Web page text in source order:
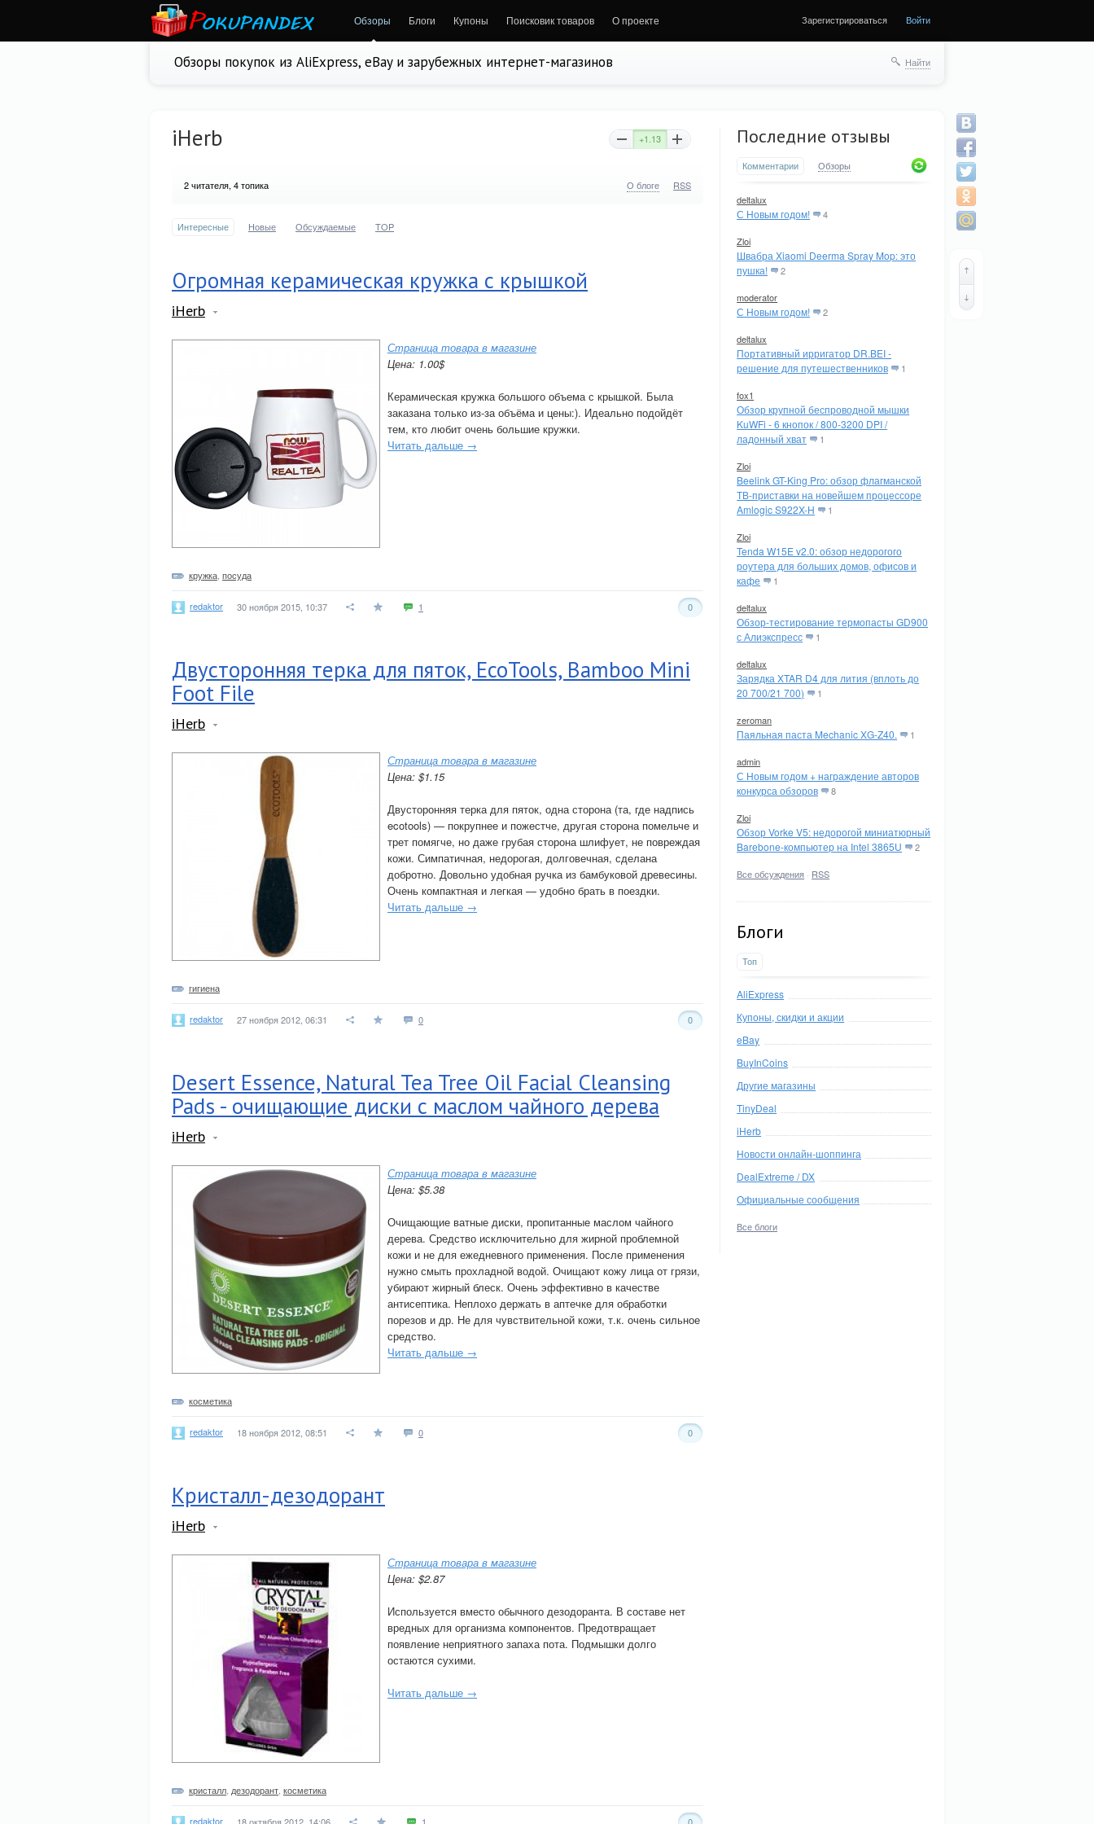
Обзоры Блоги Купоны Поисковик товаров О проекте Зарегистрироваться Войти
Обзоры покупок из AliExpress, eBay и зарубежных интернет-магазинов Найти
iHerb +1.13
2читателя, 4 топика О блоге RSS
Интересные Новые Обсуждаемые TOP
Огромная керамическая кружка с крышкой
iHerb
Страница товара в магазине
Цена: 1.00$
Керамическая кружка большого объема с крышкой. Была
заказана только из-за объёма и цены:). Идеально подойдёт
тем, кто любит очень большие кружки.
Читать дальше →
кружка посуда
redaktor 30 ноября 2015, 10:37 1 0
Двусторонняя терка для пяток, EcoTools, Bamboo Mini
Foot File
iHerb
Страница товара в магазине
Цена: $1.15
Двусторонняя терка для пяток, одна сторона (та, где надпись
ecotools) — покрупнее и пожестче, другая сторона помельче и
трет помягче, но даже грубая сторона шлифует, не повреждая
кожи. Симпатичная, недорогая, долговечная, сделана
добротно. Довольно удобная ручка из бамбуковой древесины.
Очень компактная и легкая — удобно брать в поездки.
Читать дальше →
гигиена
redaktor 27 ноября 2012, 06:31 0 0
Desert Essence, Natural Tea Tree Oil Facial Cleansing
Pads - очищающие диски с маслом чайного дерева
iHerb
Страница товара в магазине
Цена: $5.38
Очищающие ватные диски, пропитанные маслом чайного
дерева. Средство исключительно для жирной проблемной
кожи и не для ежедневного применения. После применения
нужно смыть прохладной водой. Очищают кожу лица от грязи,
убирают жирный блеск. Очень эффективно в качестве
антисептика. Неплохо держать в аптечке для обработки
порезов и др. Не для чувствительной кожи, т.к. очень сильное
средство.
Читать дальше →
косметика
redaktor 18 ноября 2012, 08:51 0 0
Кристалл-дезодорант
iHerb
Страница товара в магазине
Цена: $2.87
Используется вместо обычного дезодоранта. В составе нет
вредных для организма компонентов. Предотвращает
появление неприятного запаха пота. Подмышки долго
остаются сухими.
Читать дальше →
кристалл дезодорант косметика
redaktor
Последние отзывы
Комментарии Обзоры
deltalux
С Новым годом! 4
Zloi
Швабра Xiaomi Deerma Spray Mop: это
пушка!
2
moderator
С Новым годом! 2
deltalux
Портативный ирригатор DR.BEI -
решение для путешественников
1
fox1
Обзор крупной беспроводной мышки
KuWFi - 6 кнопок / 800-3200 DPI /
ладонный хват
1
Zloi
Beelink GT-King Pro: обзор флагманской
ТВ-приставки на новейшем процессоре
Amlogic S922X-H
1
Zloi
Tenda W15E v2.0: обзор недорогого
роутера для больших домов, офисов и
кафе
1
deltalux
Обзор-тестирование термопасты GD900
с Алиэкспресс
1
deltalux
Зарядка XTAR D4 для лития (вплоть до
20 700/21 700)
1
zeroman
Паяльная паста Mechanic XG-Z40. 1
admin
С Новым годом + награждение авторов
конкурса обзоров
8
Zloi
Обзор Vorke V5: недорогой миниатюрный
Barebone-компьютер на Intel 3865U
2
Все обсуждения · RSS
Блоги
Топ
AliExpress
Купоны, скидки и акции
eBay
BuyInCoins
Другие магазины
TinyDeal
iHerb
Новости онлайн-шоппинга
DealExtreme / DX
Официальные сообщения
Все блоги